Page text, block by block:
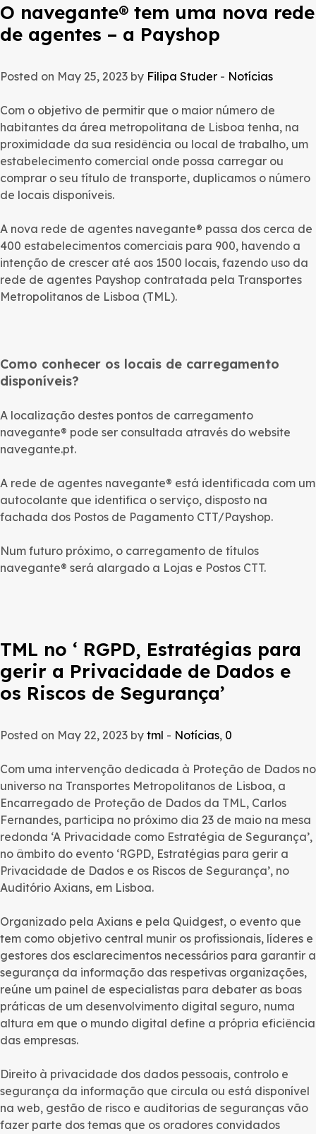
O navegante® tem uma nova rede
de agentes – a Payshop
Posted on May 25, 2023 by Filipa Studer - Notícias
Com o objetivo de permitir que o maior número de
habitantes da área metropolitana de Lisboa tenha, na
proximidade da sua residência ou local de trabalho, um
estabelecimento comercial onde possa carregar ou
comprar o seu título de transporte, duplicamos o número
de locais disponíveis.
A nova rede de agentes navegante® passa dos cerca de
400 estabelecimentos comerciais para 900, havendo a
intenção de crescer até aos 1500 locais, fazendo uso da
rede de agentes Payshop contratada pela Transportes
Metropolitanos de Lisboa (TML).
Como conhecer os locais de carregamento
disponíveis?
A localização destes pontos de carregamento
navegante® pode ser consultada através do website
navegante.pt.
A rede de agentes navegante® está identificada com um
autocolante que identifica o serviço, disposto na
fachada dos Postos de Pagamento CTT/Payshop.
Num futuro próximo, o carregamento de títulos
navegante® será alargado a Lojas e Postos CTT.
TML no ‘ RGPD, Estratégias para
gerir a Privacidade de Dados e
os Riscos de Segurança’
Posted on May 22, 2023 by tml - Notícias, 0
Com uma intervenção dedicada à Proteção de Dados no
universo na Transportes Metropolitanos de Lisboa, a
Encarregado de Proteção de Dados da TML, Carlos
Fernandes, participa no próximo dia 23 de maio na mesa
redonda ‘A Privacidade como Estratégia de Segurança’,
no âmbito do evento ‘RGPD, Estratégias para gerir a
Privacidade de Dados e os Riscos de Segurança’, no
Auditório Axians, em Lisboa.
Organizado pela Axians e pela Quidgest, o evento que
tem como objetivo central munir os profissionais, líderes e
gestores dos esclarecimentos necessários para garantir a
segurança da informação das respetivas organizações,
reúne um painel de especialistas para debater as boas
práticas de um desenvolvimento digital seguro, numa
altura em que o mundo digital define a própria eficiência
das empresas.
Direito à privacidade dos dados pessoais, controlo e
segurança da informação que circula ou está disponível
na web, gestão de risco e auditorias de seguranças vão
fazer parte dos temas que os oradores convidados